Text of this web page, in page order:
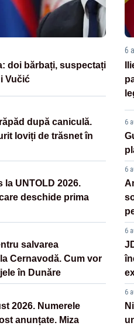
doi bărbați, suspectați
Vučić
după caniculă.
loviți de trăsnet în
UNTOLD 2026.
deschide prima
salvarea
Cernavodă. Cum vor
în Dunăre
2026. Numerele
anunțate. Miza
6
6
6
6
6